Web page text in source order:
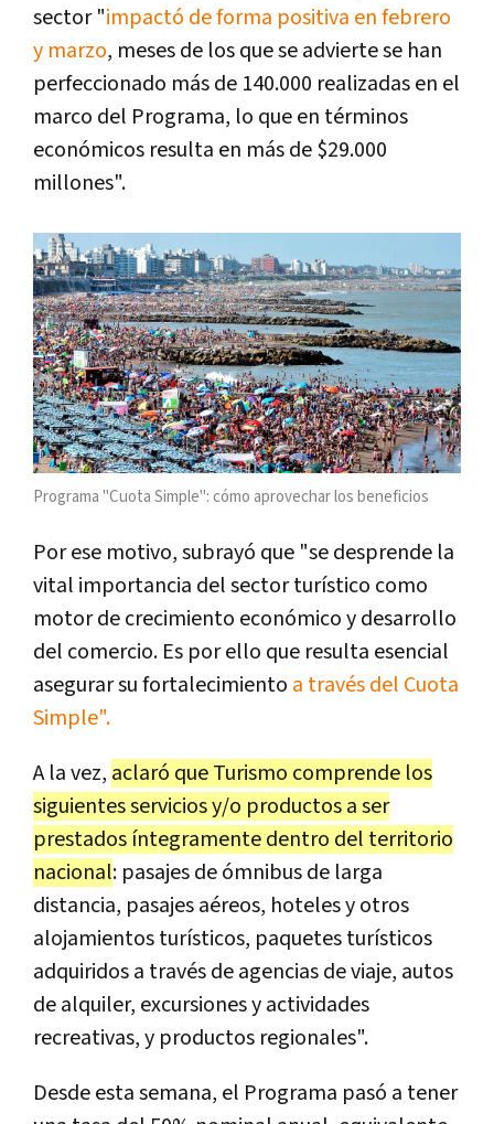
sector "impactó de forma positiva en febrero
y marzo, meses de los que se advierte se han
perfeccionado más de 140.000 realizadas en el
marco del Programa, lo que en términos
económicos resulta en más de $29.000
millones".
Programa "Cuota Simple": cómo aprovechar los beneficios
Por ese motivo, subrayó que "se desprende la
vital importancia del sector turístico como
motor de crecimiento económico y desarrollo
del comercio. Es por ello que resulta esencial
asegurar su fortalecimiento a través del Cuota
Simple".
A la vez, aclaró que Turismo comprende los
siguientes servicios y/o productos a ser
prestados íntegramente dentro del territorio
nacional: pasajes de ómnibus de larga
distancia, pasajes aéreos, hoteles y otros
alojamientos turísticos, paquetes turísticos
adquiridos a través de agencias de viaje, autos
de alquiler, excursiones y actividades
recreativas, y productos regionales".
Desde esta semana, el Programa pasó a tener